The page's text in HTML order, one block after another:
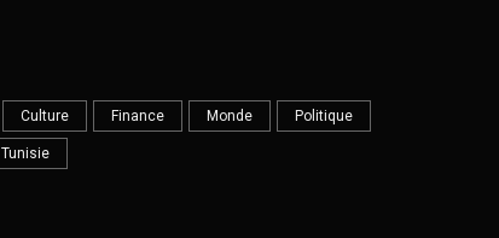
Culture Finance Monde Politique
Tunisie